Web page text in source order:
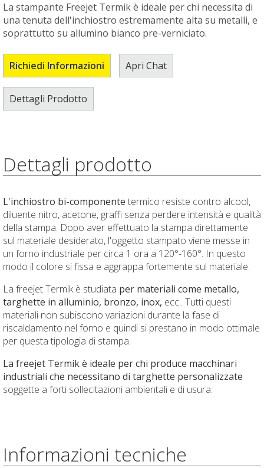
La stampante Freejet Termik è ideale per chi necessita di
una tenuta dell'inchiostro estremamente alta su metalli, e
soprattutto su allumino bianco pre-verniciato.
Richiedi Informazioni Apri Chat
Dettagli Prodotto
Dettagli prodotto
L'inchiostro bi-componente termico resiste contro alcool,
diluente nitro, acetone, graffi senza perdere intensità e qualità
della stampa. Dopo aver effettuato la stampa direttamente
sul materiale desiderato, l'oggetto stampato viene messe in
un forno industriale per circa 1 ora a 120°-160°. In questo
modo il colore si fissa e aggrappa fortemente sul materiale.
La freejet Termik è studiata per materiali come metallo,
targhette in alluminio, bronzo, inox, ecc.. Tutti questi
materiali non subiscono variazioni durante la fase di
riscaldamento nel forno e quindi si prestano in modo ottimale
per questa tipologia di stampa.
La freejet Termik è ideale per chi produce macchinari
industriali che necessitano di targhette personalizzate
soggette a forti sollecitazioni ambientali e di usura.
Informazioni tecniche